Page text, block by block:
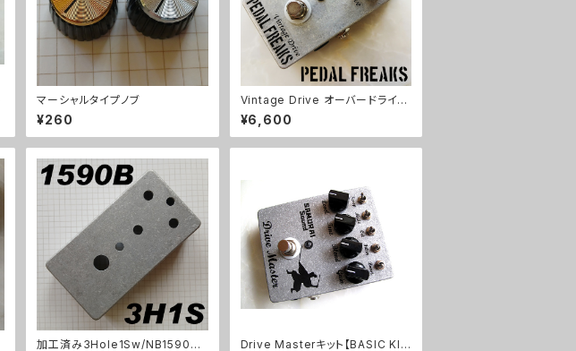
マーシャルタイプノブ
¥260
Vintage Drive オーバードライブ
キット【PEDAL FREAKS】
¥6,600
加工済み3Hole1Sw/NB1590B
Drive Masterキット【BASIC KI